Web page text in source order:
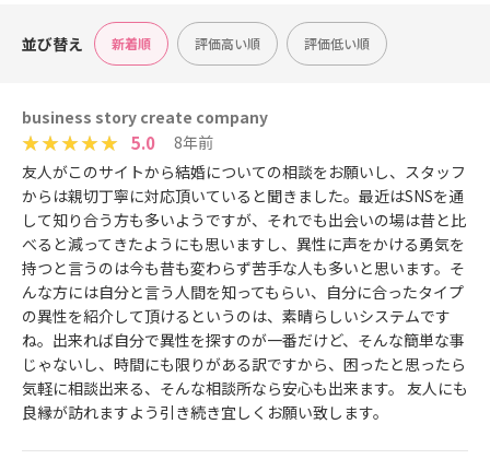
並び替え 新着順 評価高い順 評価低い順
business story create company
5.0
8年前
友人がこのサイトから結婚についての相談をお願いし、スタッフ
からは親切丁寧に対応頂いていると聞きました。最近はSNSを通
して知り合う方も多いようですが、それでも出会いの場は昔と比
べると減ってきたようにも思いますし、異性に声をかける勇気を
持つと言うのは今も昔も変わらず苦手な人も多いと思います。そ
んな方には自分と言う人間を知ってもらい、自分に合ったタイプ
の異性を紹介して頂けるというのは、素晴らしいシステムです
ね。出来れば自分で異性を探すのが一番だけど、そんな簡単な事
じゃないし、時間にも限りがある訳ですから、困ったと思ったら
気軽に相談出来る、そんな相談所なら安心も出来ます。 友人にも
良縁が訪れますよう引き続き宜しくお願い致します。